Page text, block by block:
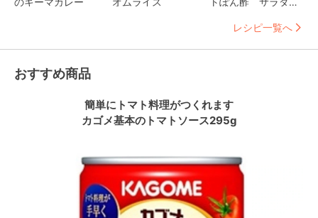
レシピ一覧へ
おすすめ商品
簡単にトマト料理がつくれます
カゴメ基本のトマトソース295g